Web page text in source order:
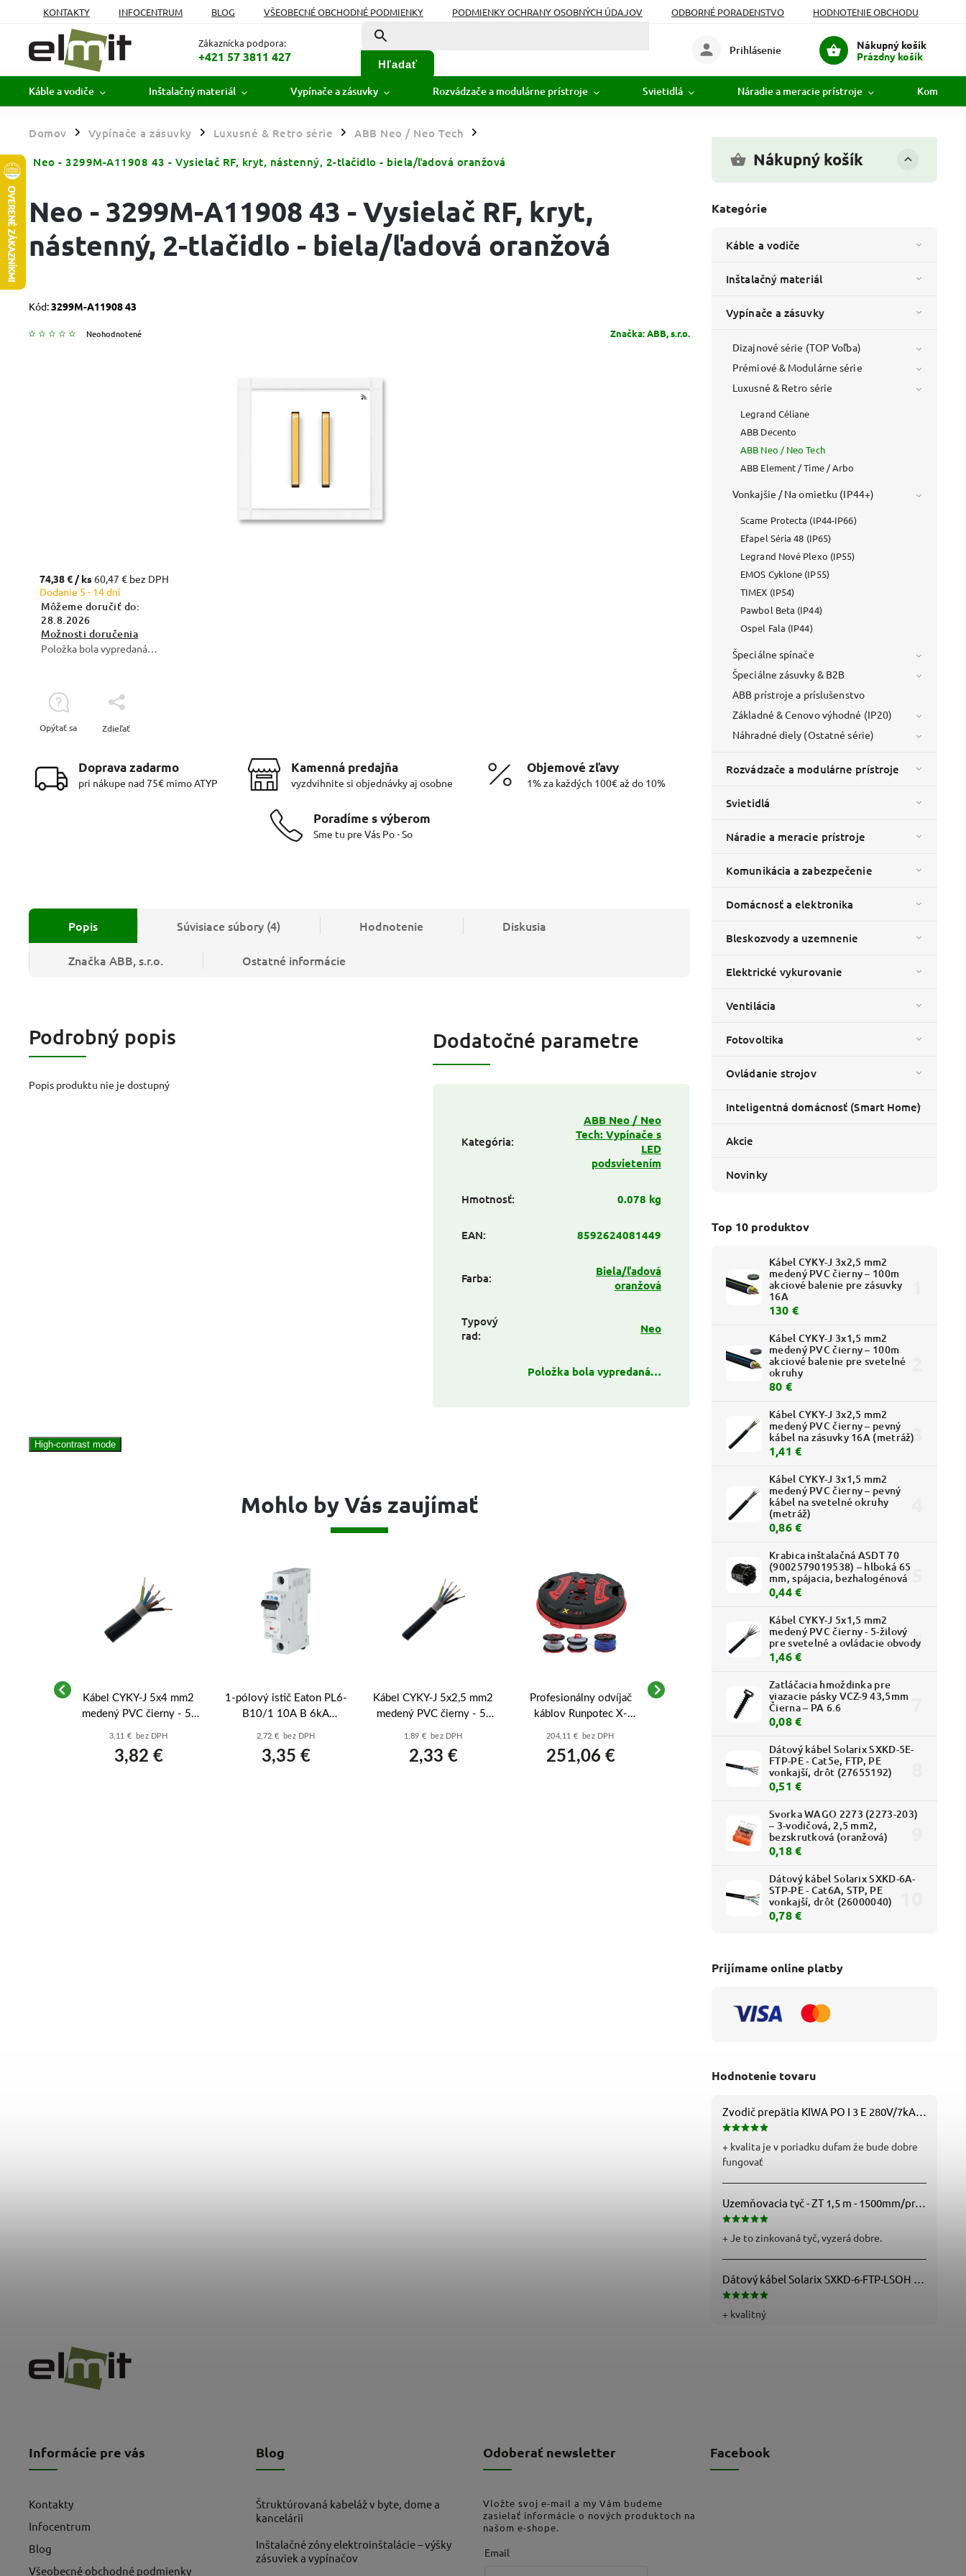
KONTAKTY INFOCENTRUM BLOG VŠEOBECNÉ OBCHODNÉ PODMIENKY PODMIENKY OCHRANY OSOBNÝCH ÚDAJOV ODBORNÉ PORADENSTVO
HODNOTENIE OBCHODU
MOJA OBJEDNÁVKA
Zákaznícka podpora:
+421 57 3811 427
Hľadať
Nákupný košík
Prázdny košík
Prihlásenie
Káble a vodiče Inštalačný materiál Vypínače a zásuvky Rozvádzače a modulárne prístroje Svietidlá Náradie a meracie prístroje
Domov / Vypínače a zásuvky / Luxusné & Retro série / ABB Neo / Neo Tech /
Neo - 3299M-A11908 43 - Vysielač RF, kryt, nástenný, 2-tlačidlo - biela/ľadová oranžová Nákupný košík
Kategórie
Káble a vodiče
Inštalačný materiál
Vypínače a zásuvky
Dizajnové série (TOP Voľba)
Prémiové & Modulárne série
Luxusné & Retro série
Legrand Céliane
ABB Decento
ABB Neo / Neo Tech
ABB Element / Time / Arbo
Vonkajšie / Na omietku (IP44+)
Scame Protecta (IP44-IP66)
Efapel Séria 48 (IP65)
Legrand Nové Plexo (IP55)
EMOS Cyklone (IP55)
TIMEX (IP54)
Pawbol Beta (IP44)
Ospel Fala (IP44)
Špeciálne spínače
Špeciálne zásuvky & B2B
ABB prístroje a príslušenstvo
Základné & Cenovo výhodné (IP20)
Náhradné diely (Ostatné série)
Rozvádzače a modulárne prístroje
Svietidlá
Náradie a meracie prístroje
Komunikácia a zabezpečenie
Domácnosť a elektronika
Bleskozvody a uzemnenie
Elektrické vykurovanie
Ventilácia
Fotovoltika
Ovládanie strojov
Inteligentná domácnosť (Smart Home)
Akcie
Novinky
Top 10 produktov
Kábel CYKY-J 3x2,5 mm2
medený PVC čierny – 100m
akciové balenie pre zásuvky
16A
130 €
Kábel CYKY-J 3x1,5 mm2
medený PVC čierny – 100m
akciové balenie pre svetelné
okruhy
80 €
Kábel CYKY-J 3x2,5 mm2
medený PVC čierny – pevný
kábel na zásuvky 16A (metráž)
1,41 €
Kábel CYKY-J 3x1,5 mm2
medený PVC čierny – pevný
kábel na svetelné okruhy
(metráž)
0,86 €
Krabica inštalačná ASDT 70
(9002579019538) – hlboká 65
mm, spájacia, bezhalogénová
0,44 €
Kábel CYKY-J 5x1,5 mm2
medený PVC čierny - 5-žilový
pre svetelné a ovládacie obvody
1,46 €
Zatláčacia hmoždinka pre
viazacie pásky VCZ-9 43,5mm
Čierna – PA 6.6
0,08 €
Dátový kábel Solarix SXKD-5E-
FTP-PE - Cat5e, FTP, PE
vonkajší, drôt (27655192)
0,51 €
Svorka WAGO 2273 (2273-203)
– 3-vodičová, 2,5 mm2,
bezskrutková (oranžová)
0,18 €
Dátový kábel Solarix SXKD-6A-
STP-PE - Cat6A, STP, PE
vonkajší, drôt (26000040)
0,78 €
Prijímame online platby
Hodnotenie tovaru
+ kvalita je v poriadku dufam že bude dobre
fungovať
Uzemňovacia tyč - ZT 1,5 m - 1500mm/pr.25mm - Fe/Zn - f712112
+ Je to zinkovaná tyč, vyzerá dobre.
+ kvalitný
Neo - 3299M-A11908 43 - Vysielač RF, kryt,
nástenný, 2-tlačidlo - biela/ľadová oranžová
Kód:3299M-A11908 43
Neohodnotené Značka:ABB, s.r.o.
74,38 € / ks 60,47 € bez DPH
Dodanie 5 - 14 dní
Môžeme doručiť do:
28.8.2026
Možnosti doručenia
Položka bola vypredaná…
Opýtať sa Zdieľať
Doprava zadarmo
pri nákupe nad 75€ mimo ATYP
Kamenná predajňa
vyzdvihnite si objednávky aj osobne
Objemové zľavy
1% za každých 100€ až do 10%
Poradíme s výberom
Sme tu pre Vás Po - So
Popis Súvisiace súbory (4) Hodnotenie Diskusia
Značka ABB, s.r.o. Ostatné informácie
Podrobný popis
Popis produktu nie je dostupný
Dodatočné parametre
Kategória:
ABB Neo / Neo
Tech: Vypínače s
LED
podsvietením
Hmotnosť: 0.078 kg
EAN: 8592624081449
Farba:
Biela/ľadová
oranžová
Typový
rad: Neo
Položka bola vypredaná…
High-contrast mode
Mohlo by Vás zaujímať
Kábel CYKY-J 5x4 mm2
medený PVC čierny - 5-
3,11 € bez DPH
3,82 €
1-pólový istič Eaton PL6-
B10/1 10A B 6kA
2,72 € bez DPH
3,35 €
Kábel CYKY-J 5x2,5 mm2
medený PVC čierny - 5-
1,89 € bez DPH
2,33 €
Profesionálny odvíjač
káblov Runpotec X-
204,11 € bez DPH
251,06 €
Krabica inštalačná ASDT
70 (9002579019538) –
hlboká 65 mm, spájacia,
Dátový kábel Solarix
SXKD-5E-FTP-PE - Cat5e,
(27655192)
0,51 €
Informácie pre vás
Kontakty
Infocentrum
Blog
Všeobecné obchodné podmienky
Blog
Štruktúrovaná kabeláž v byte, dome a
kancelárii
Inštalačné zóny elektroinštalácie – výšky
zásuviek a vypínačov
Odoberať newsletter
Vložte svoj e-mail a my Vám budeme
zasielať informácie o nových produktoch na
našom e-shope.
Email
Facebook